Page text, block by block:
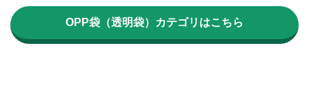
OPP袋（透明袋）カテゴリはこちら